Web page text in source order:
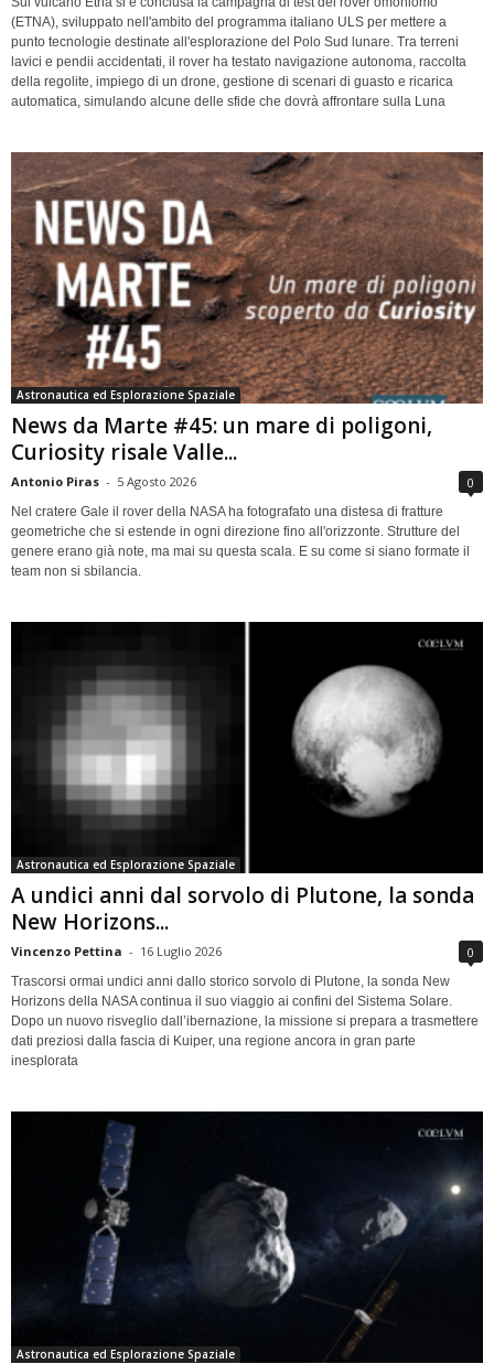
(ETNA), sviluppato nell'ambito del programma italiano ULS per mettere a
punto tecnologie destinate all'esplorazione del Polo Sud lunare. Tra terreni
lavici e pendii accidentati, il rover ha testato navigazione autonoma, raccolta
della regolite, impiego di un drone, gestione di scenari di guasto e ricarica
automatica, simulando alcune delle sfide che dovrà affrontare sulla Luna
Astronautica ed Esplorazione Spaziale
News da Marte #45: un mare di poligoni,
Curiosity risale Valle...
Antonio Piras - 5 Agosto 2026 0
Nel cratere Gale il rover della NASA ha fotografato una distesa di fratture
geometriche che si estende in ogni direzione fino all'orizzonte. Strutture del
genere erano già note, ma mai su questa scala. E su come si siano formate il
team non si sbilancia.
Astronautica ed Esplorazione Spaziale
A undici anni dal sorvolo di Plutone, la sonda
New Horizons...
Vincenzo Pettina - 16 Luglio 2026 0
Trascorsi ormai undici anni dallo storico sorvolo di Plutone, la sonda New
Horizons della NASA continua il suo viaggio ai confini del Sistema Solare.
Dopo un nuovo risveglio dall’ibernazione, la missione si prepara a trasmettere
dati preziosi dalla fascia di Kuiper, una regione ancora in gran parte
inesplorata
Astronautica ed Esplorazione Spaziale